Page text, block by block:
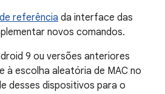
referência da interface das
novos comandos.
9 ou versões anteriores
à escolha aleatória de MAC no
desses dispositivos para o